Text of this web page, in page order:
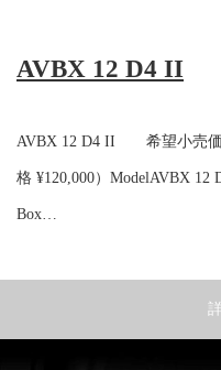
AVBX 12 D4 II
AVBX 12 D4 II 希望小売価
格 ¥120,000）ModelAVBX 12
Box…